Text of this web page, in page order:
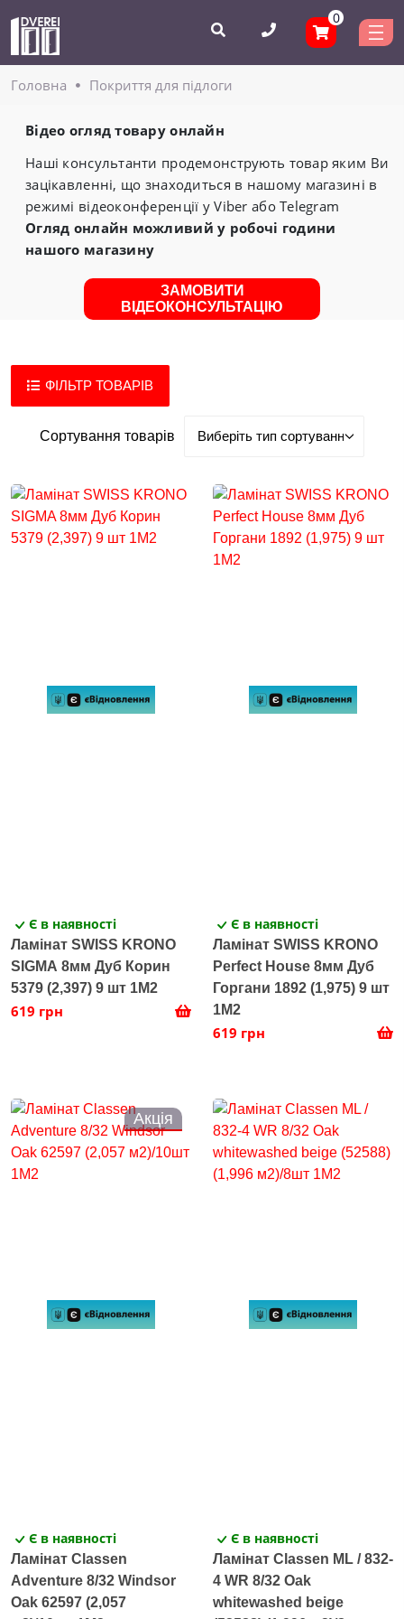
0
Головнa Покриття для підлоги
Відео огляд товару онлайн
Наші консультанти продемонструють товар яким Ви
зацікавленні, що знаходиться в нашому магазині в
режимі відеоконференції у Viber або Telegram
Огляд онлайн можливий у робочі години
нашого магазину
ЗАМОВИТИ
ВІДЕОКОНСУЛЬТАЦІЮ
ФІЛЬТР ТОВАРІВ
Сортування товарів
Є в наявності
Ламінат SWISS KRONO
SIGMA 8мм Дуб Корин
5379 (2,397) 9 шт 1M2
619 грн
Є в наявності
Ламінат SWISS KRONO
Perfect House 8мм Дуб
Горгани 1892 (1,975) 9 шт
1M2
619 грн
Акція
Є в наявності
Ламінат Classen
Adventure 8/32 Windsor
Oak 62597 (2,057
Є в наявності
Ламінат Classen ML / 832-
4 WR 8/32 Oak
whitewashed beige